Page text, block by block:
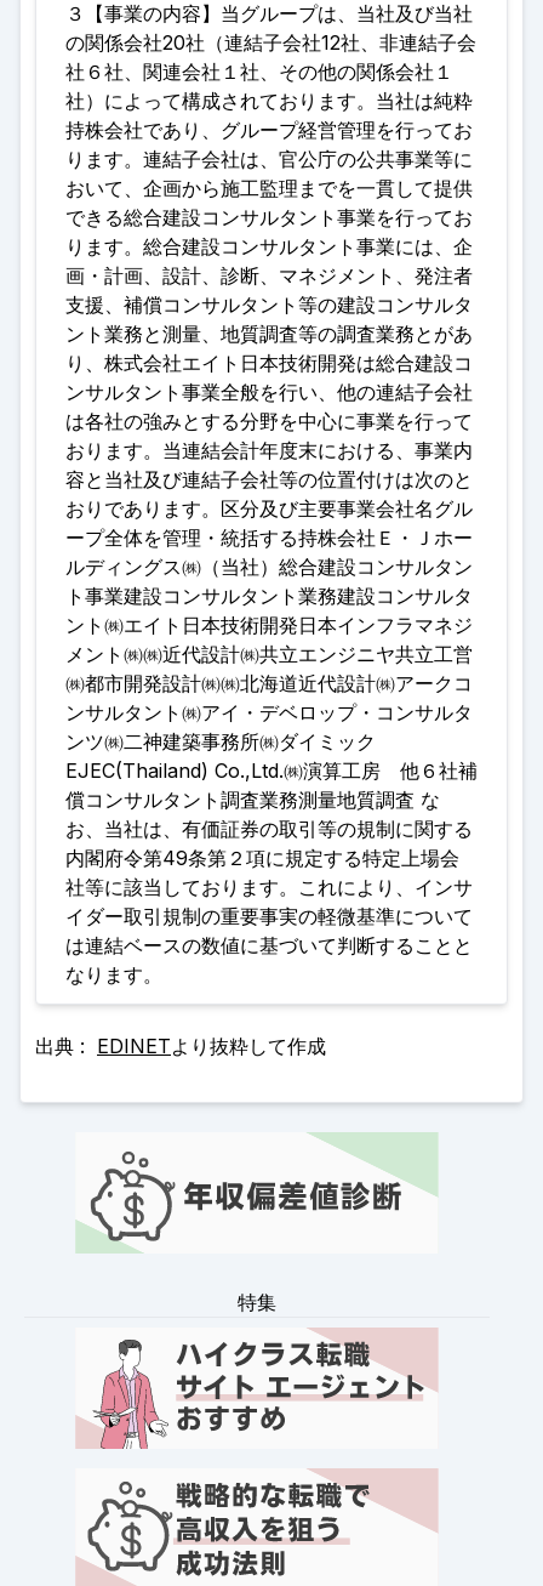
３【事業の内容】当グループは、当社及び当社
の関係会社20社（連結子会社12社、非連結子会
社６社、関連会社１社、その他の関係会社１
社）によって構成されております。当社は純粋
持株会社であり、グループ経営管理を行ってお
ります。連結子会社は、官公庁の公共事業等に
おいて、企画から施工監理までを一貫して提供
できる総合建設コンサルタント事業を行ってお
ります。総合建設コンサルタント事業には、企
画・計画、設計、診断、マネジメント、発注者
支援、補償コンサルタント等の建設コンサルタ
ント業務と測量、地質調査等の調査業務とがあ
り、株式会社エイト日本技術開発は総合建設コ
ンサルタント事業全般を行い、他の連結子会社
は各社の強みとする分野を中心に事業を行って
おります。当連結会計年度末における、事業内
容と当社及び連結子会社等の位置付けは次のと
おりであります。区分及び主要事業会社名グル
ープ全体を管理・統括する持株会社Ｅ・Ｊホー
ルディングス㈱（当社）総合建設コンサルタン
ト事業建設コンサルタント業務建設コンサルタ
ント㈱エイト日本技術開発日本インフラマネジ
メント㈱㈱近代設計㈱共立エンジニヤ共立工営
㈱都市開発設計㈱㈱北海道近代設計㈱アークコ
ンサルタント㈱アイ・デベロップ・コンサルタ
ンツ㈱二神建築事務所㈱ダイミック
EJEC(Thailand) Co.,Ltd.㈱演算工房 他６社補
償コンサルタント調査業務測量地質調査 な
お、当社は、有価証券の取引等の規制に関する
内閣府令第49条第２項に規定する特定上場会
社等に該当しております。これにより、インサ
イダー取引規制の重要事実の軽微基準について
は連結ベースの数値に基づいて判断することと
なります。
出典 : EDINETより抜粋して作成
特集